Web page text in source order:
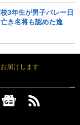
3年生が男子バレー日
き名将も認めた逸
届けします